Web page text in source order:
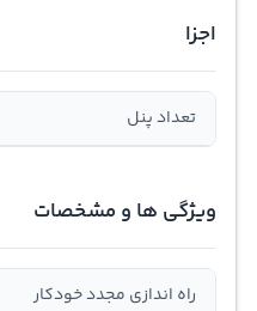
اجزا
تعداد پنل
ویژگی ها و مشخصات
راه اندازی مجدد خودکار